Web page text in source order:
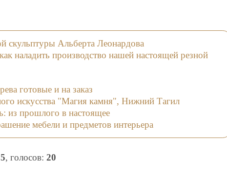
скульптуры Альберта Леонардова
наладить производство нашей настоящей резной
готовые и на заказ
искусства "Магия камня", Нижний Тагил
из прошлого в настоящее
мебели и предметов интерьера
5, голосов: 20